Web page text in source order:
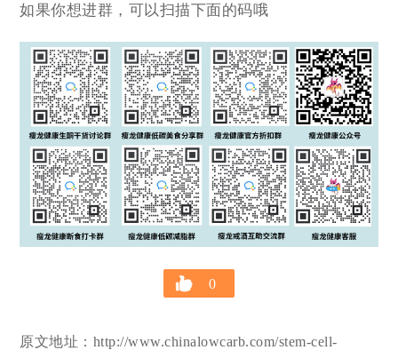
如果你想进群，可以扫描下面的码哦
0
原文地址：http://www.chinalowcarb.com/stem-cell-